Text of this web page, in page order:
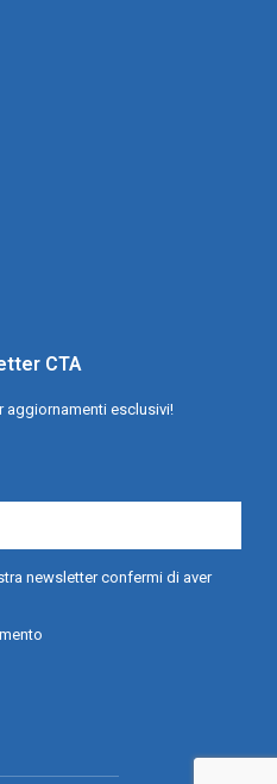
CTA
aggiornamenti esclusivi!
newsletter confermi di aver